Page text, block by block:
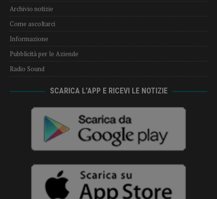
Archivio notizie
Come ascoltarci
Informazione
Pubblicità per le Aziende
Radio Sound
SCARICA L’APP E RICEVI LE NOTIZIE